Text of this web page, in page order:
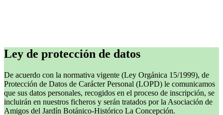
Ley de protección de datos
De acuerdo con la normativa vigente (Ley Orgánica 15/1999), de
Protección de Datos de Carácter Personal (LOPD) le comunicamos
que sus datos personales, recogidos en el proceso de inscripción, se
incluirán en nuestros ficheros y serán tratados por la Asociación de
Amigos del Jardín Botánico-Histórico La Concepción.